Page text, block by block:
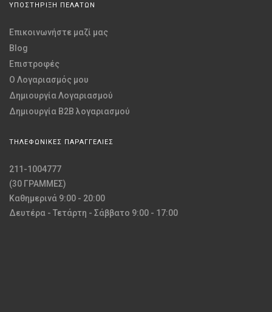
ΥΠΟΣΤΗΡΙΞΗ ΠΕΛΑΤΩΝ
Επικοινωνήστε μαζί μας
Blog
Επιστροφές
O Λογαριασμός μου
Δημιουργία Λογαριασμού
Δημιουργία B2B λογαριασμού
ΤΗΛΕΦΩΝΙΚΕΣ ΠΑΡΑΓΓΕΛΙΕΣ
211-1004777
(30 ΓΡΑΜΜΕΣ)
Καθημερινά 9:00 - 20:00
Δευτέρα - Τετάρτη - Σάββατο 9:00 - 17:00